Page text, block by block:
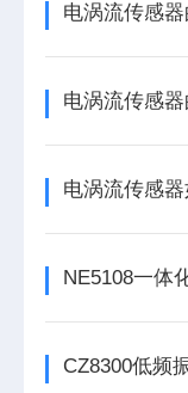
NE5108一体
CZ8300低频